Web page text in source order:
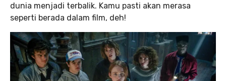
dunia menjadi terbalik. Kamu pasti akan merasa
seperti berada dalam film, deh!